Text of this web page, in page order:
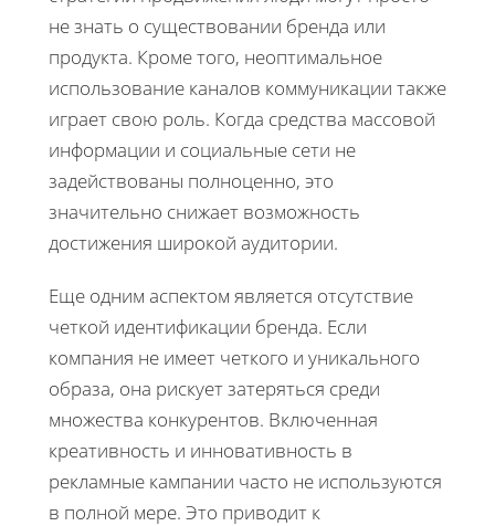
не знать о существовании бренда или
продукта. Кроме того, неоптимальное
использование каналов коммуникации также
играет свою роль. Когда средства массовой
информации и социальные сети не
задействованы полноценно, это
значительно снижает возможность
достижения широкой аудитории.
Еще одним аспектом является отсутствие
четкой идентификации бренда. Если
компания не имеет четкого и уникального
образа, она рискует затеряться среди
множества конкурентов. Включенная
креативность и инновативность в
рекламные кампании часто не используются
в полной мере. Это приводит к